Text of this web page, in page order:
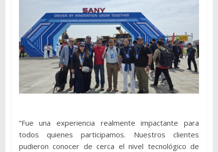
“Fue una experiencia realmente impactante para
todos quienes participamos. Nuestros clientes
pudieron conocer de cerca el nivel tecnológico de